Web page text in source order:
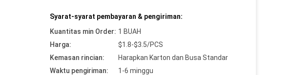
Syarat-syarat pembayaran & pengiriman:
Kuantitas min Order: 1 BUAH
Harga:
$1.8-$3.5/PCS
Kemasan rincian:
Harapkan Karton dan Busa Standar
Waktu pengiriman:
1-6 minggu